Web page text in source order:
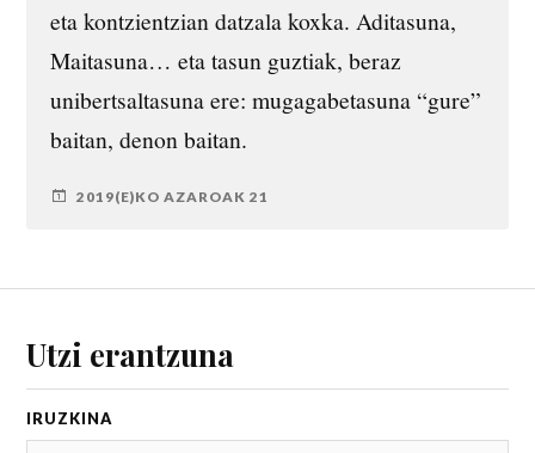
eta kontzientzian datzala koxka. Aditasuna,
Maitasuna… eta tasun guztiak, beraz
unibertsaltasuna ere: mugagabetasuna “gure”
baitan, denon baitan.
2019(E)KO AZAROAK 21
Utzi erantzuna
IRUZKIN